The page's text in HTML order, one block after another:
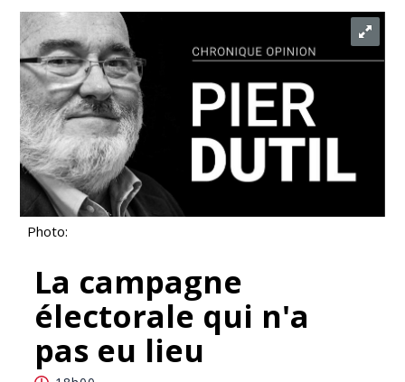
Photo:
La campagne
électorale qui n'a
pas eu lieu